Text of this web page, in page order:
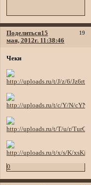
Поделиться 19
15
мая, 2012г. 11:38:46
Чеки
0